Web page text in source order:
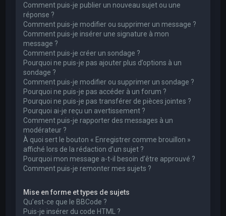
Comment puis-je publier un nouveau sujet ou une
réponse ?
Comment puis-je modifier ou supprimer un message ?
Comment puis-je insérer une signature à mon
message ?
Comment puis-je créer un sondage ?
Pourquoi ne puis-je pas ajouter plus d’options à un
sondage ?
Comment puis-je modifier ou supprimer un sondage ?
Pourquoi ne puis-je pas accéder à un forum ?
Pourquoi ne puis-je pas transférer de pièces jointes ?
Pourquoi ai-je reçu un avertissement ?
Comment puis-je rapporter des messages à un
modérateur ?
À quoi sert le bouton « Enregistrer comme brouillon »
affiché lors de la rédaction d’un sujet ?
Pourquoi mon message a-t-il besoin d’être approuvé ?
Comment puis-je remonter mes sujets ?
Mise en forme et types de sujets
Qu’est-ce que le BBCode ?
Puis-je insérer du code HTML ?